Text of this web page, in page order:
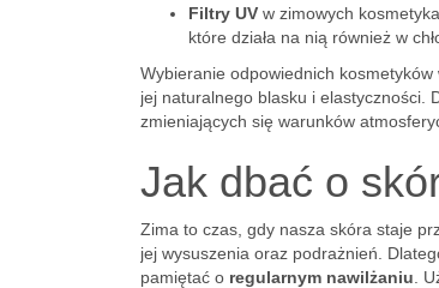
Filtry UV w zimowych
które działa na nią również w
Wybieranie odpowiednich
jej naturalnego blasku i elastyczności.
zmieniających się warunków
Jak dbać o
Zima to czas, gdy nasza skóra staje
jej wysuszenia oraz podrażnień.
pamiętać o regularnym nawilżaniu .